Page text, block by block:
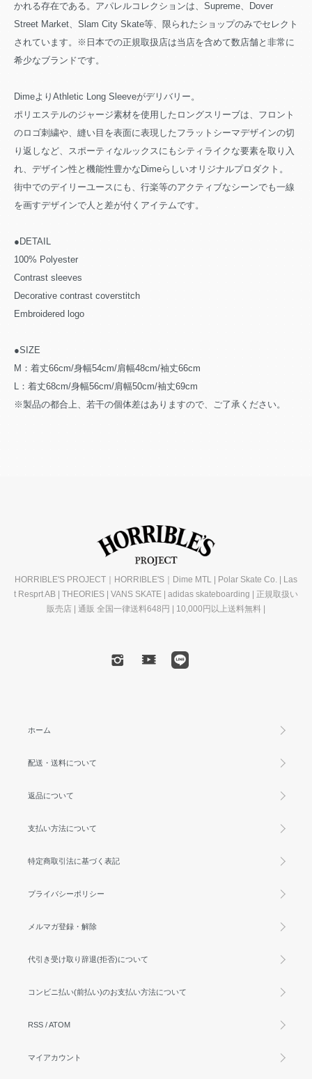
かれる存在である。アパレルコレクションは、Supreme、Dover
Street Market、Slam City Skate等、限られたショップのみでセレクト
されています。※日本での正規取扱店は当店を含めて数店舗と非常に
希少なブランドです。
DimeよりAthletic Long Sleeveがデリバリー。
ポリエステルのジャージ素材を使用したロングスリーブは、フロント
のロゴ刺繍や、縫い目を表面に表現したフラットシーマデザインの切
り返しなど、スポーティなルックスにもシティライクな要素を取り入
れ、デザイン性と機能性豊かなDimeらしいオリジナルプロダクト。
街中でのデイリーユースにも、行楽等のアクティブなシーンでも一線
を画すデザインで人と差が付くアイテムです。
●DETAIL
100% Polyester
Contrast sleeves
Decorative contrast coverstitch
Embroidered logo
●SIZE
M：着丈66cm/身幅54cm/肩幅48cm/袖丈66cm
L：着丈68cm/身幅56cm/肩幅50cm/袖丈69cm
※製品の都合上、若干の個体差はありますので、ご了承ください。
HORRIBLE'S PROJECT｜HORRIBLE'S｜Dime MTL | Polar Skate Co. | Las
t Resprt AB | THEORIES | VANS SKATE | adidas skateboarding | 正規取扱い
販売店 | 通販 全国一律送料648円 | 10,000円以上送料無料 |
ホーム
配送・送料について
返品について
支払い方法について
特定商取引法に基づく表記
プライバシーポリシー
メルマガ登録・解除
代引き受け取り辞退(拒否)について
コンビニ払い(前払い)のお支払い方法について
RSS /ATOM
マイアカウント